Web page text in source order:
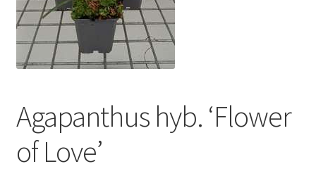
Agapanthus hyb. ‘Flower
of Love’